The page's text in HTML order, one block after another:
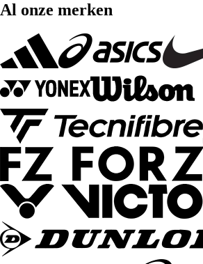
Al onze merken